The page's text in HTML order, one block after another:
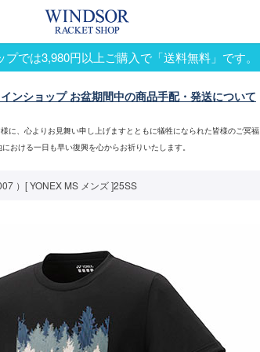
では3,980円以上ご購入で「送料無料」です。
インショップ お盆期間中の商品手配・発送について
に、心よりお見舞い申し上げますとともに犠牲になられた皆様のご冥福
おける一日も早い復興を心からお祈りいたします。
）[ YONEX MS メンズ ]25SS